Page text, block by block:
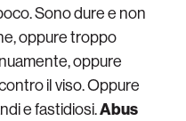
Sono dure e non
oppure troppo
oppure
il viso. Oppure
e fastidiosi.Abus